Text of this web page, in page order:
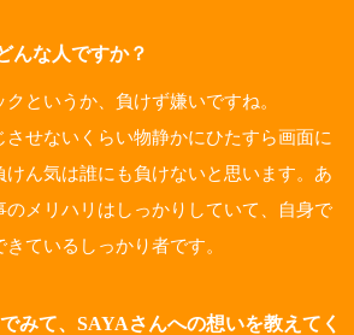
んな人ですか？
というか、負けず嫌いですね。
させないくらい物静かにひたすら画面に
けん気は誰にも負けないと思います。あ
のメリハリはしっかりしていて、自身で
ているしっかり者です。
みて、SAYAさんへの想いを教えてく